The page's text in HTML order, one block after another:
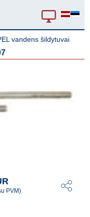
vandens šildytuvai
PVM)